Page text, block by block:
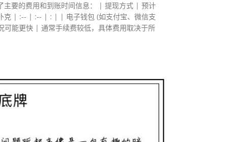
主要的费用和到账时间信息： | 提现方式 | 预计
克 | :-- | :-- | : | | 电子钱包 (如支付宝、微信支
可能更快 | 通常手续费较低，具体费用取决于所